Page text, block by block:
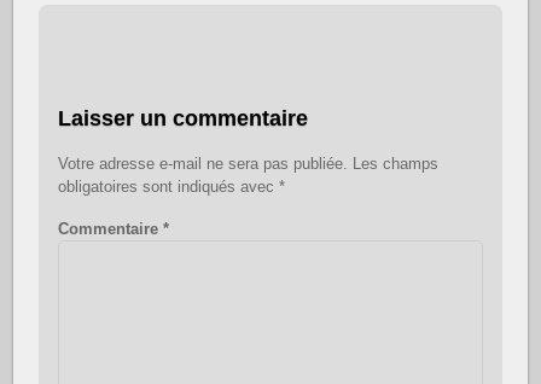
Laisser un commentaire
Votre adresse e-mail ne sera pas publiée. Les champs
obligatoires sont indiqués avec *
Commentaire *